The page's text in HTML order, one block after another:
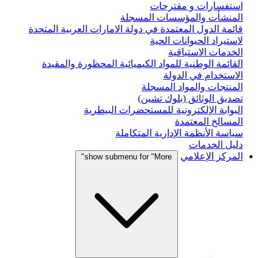
استفسارات و مقترحات
المنشأت والمؤسسات المسجلة
قائمة الدول المعتمدة في دولة الامارات العربية المتحدة
لاستيراد الحيوانات الحية
الخدمات الاستباقية
القائمة الوطنية للمواد الكيميائية المحظورة والمقيدة
الاستخدام في الدولة
المنتجات والمواد المسجلة
تصديق الوثائق (بلوك تشين)
البوابة الإلكترونية للمستحضرات البيطرية
المسالخ المعتمدة
سياسة الأنظمة الإدارية المتكاملة
دليل الخدمات
المركز الإعلامي
show submenu for "More"